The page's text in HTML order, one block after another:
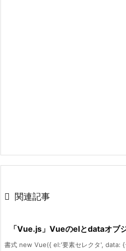
 関連記事
「Vue.js」Vueのelとdataオブ
書式 new Vue({ el:'要素セレクタ', data: {